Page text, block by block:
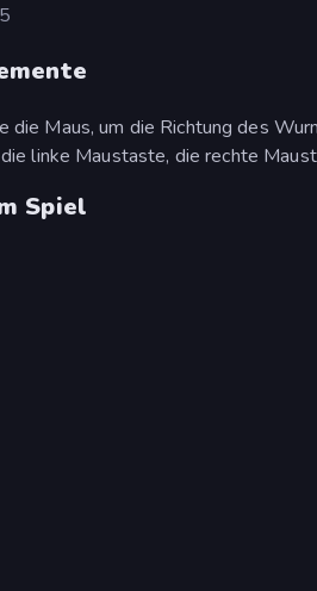
die Maus, um die Richtung des
linke Maustaste, die rechte
Spiel